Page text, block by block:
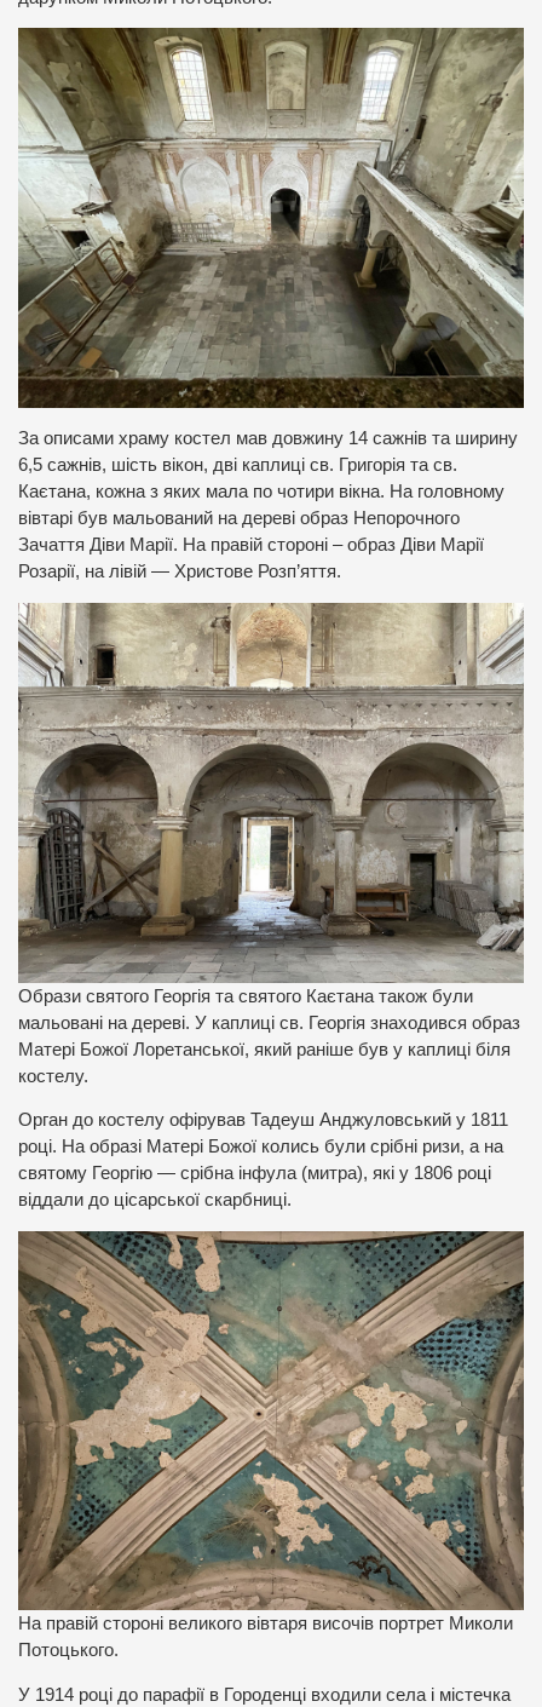
За описами храму костел мав довжину 14 сажнів та ширину
6,5 сажнів, шість вікон, дві каплиці св. Григорія та св.
Каєтана, кожна з яких мала по чотири вікна. На головному
вівтарі був мальований на дереві образ Непорочного
Зачаття Діви Марії. На правій стороні – образ Діви Марії
Розарії, на лівій — Христове Розп’яття.
Образи святого Георгія та святого Каєтана також були
мальовані на дереві. У каплиці св. Георгія знаходився образ
Матері Божої Лоретанської, який раніше був у каплиці біля
костелу.
Орган до костелу офірував Тадеуш Анджуловський у 1811
році. На образі Матері Божої колись були срібні ризи, а на
святому Георгію — срібна інфула (митра), які у 1806 році
віддали до цісарської скарбниці.
На правій стороні великого вівтаря височів портрет Миколи
Потоцького.
У 1914 році до парафії в Городенці входили села і містечка